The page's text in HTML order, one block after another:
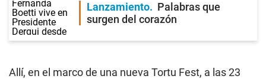
Lanzamiento
Palabras que
surgen del corazón
Allí, en el marco de una nueva Tortu Fest, a las 23